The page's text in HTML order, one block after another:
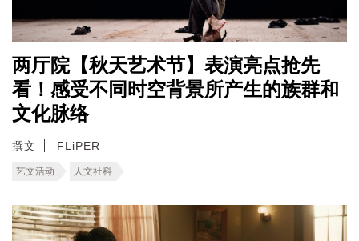
两厅院【秋天艺术节】表演亮点抢先
看！感受不同时空背景所产生的族群和
文化脉络
撰文 FLiPER
艺文活动 人文社科